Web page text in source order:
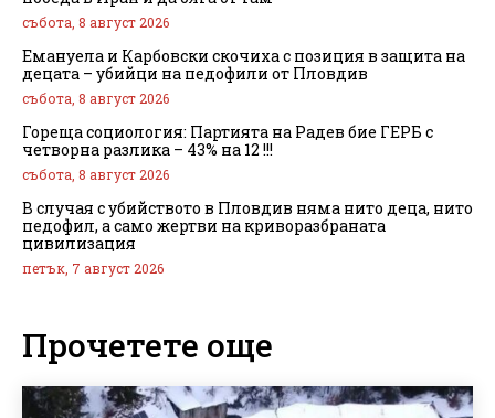
събота, 8 август 2026
Емануела и Карбовски скочиха с позиция в защита на
децата – убийци на педофили от Пловдив
събота, 8 август 2026
Гореща социология: Партията на Радев бие ГЕРБ с
четворна разлика – 43% на 12 !!!
събота, 8 август 2026
В случая с убийството в Пловдив няма нито деца, нито
педофил, а само жертви на криворазбраната
цивилизация
петък, 7 август 2026
Прочетете още